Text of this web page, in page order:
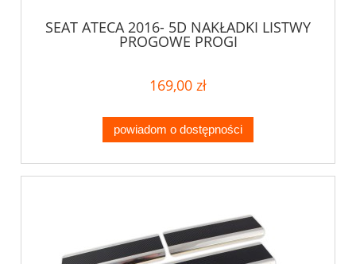
SEAT ATECA 2016- 5D NAKŁADKI LISTWY
PROGOWE PROGI
169,00 zł
powiadom o dostępności